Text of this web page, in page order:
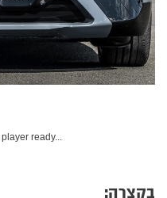
player ready...
בקצרה: